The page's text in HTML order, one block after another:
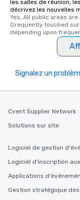
les salles de réunion,
décrivez les nouvelles
Yes, All public areas
Grequently touched
depending upon
Signalez un
Cvent Supplier Network
Solutions sur site
Logiciel de gestion
Logiciel d'inscription
Applications
Gestion stratégique des